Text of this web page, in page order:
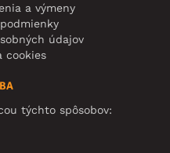
a výmeny
údajov
cookies
týchto spôsobov: